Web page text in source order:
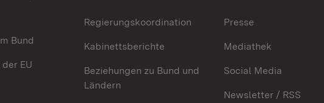
Bund
EU
Regierungskoordination
Kabinettsberichte
Beziehungen zu Bund und
Ländern
Presse
Mediathek
Social Media
Newsletter / RSS